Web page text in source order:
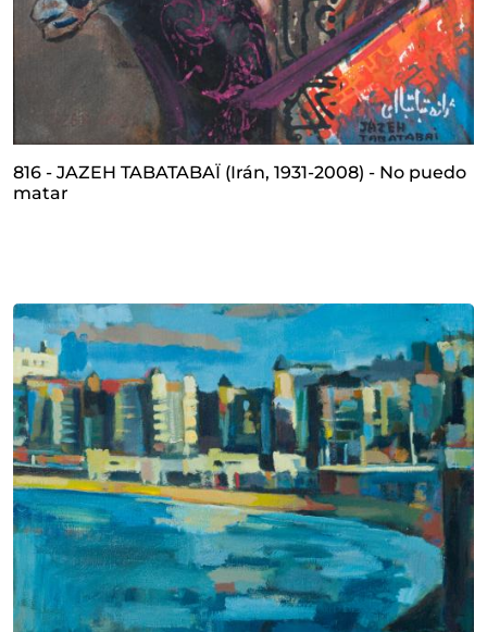
816 - JAZEH TABATABAÏ (Irán, 1931-2008) - No puedo
matar